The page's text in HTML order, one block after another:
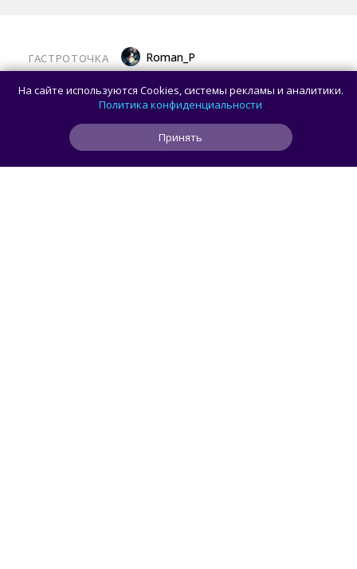
ГАСТРОТОЧКА Roman_P
Латте «Золотой ключик» и торт «Москва»
теперь можно попробовать на ВДНХ
На сайте используются Cookies, системы рекламы и аналитики.
Политика конфиденциальности
Принять